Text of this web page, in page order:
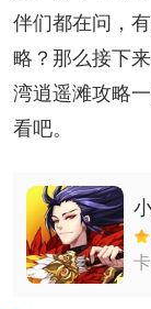
伴们都在问，
略？那么接下
湾逍遥滩攻略
看吧。